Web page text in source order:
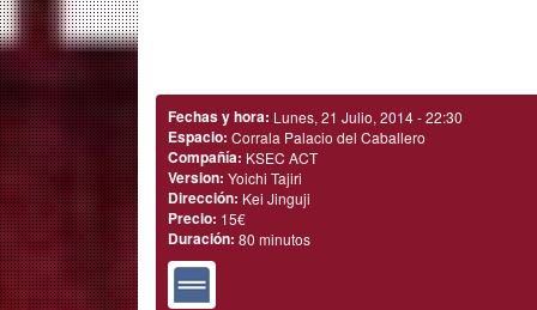
Fechas y hora: Lunes, 21 Julio, 2014 - 22:30
Espacio: Corrala Palacio del Caballero
Compañía: KSEC ACT
Version: Yoichi Tajiri
Dirección: Kei Jinguji
Precio: 15€
Duración: 80 minutos